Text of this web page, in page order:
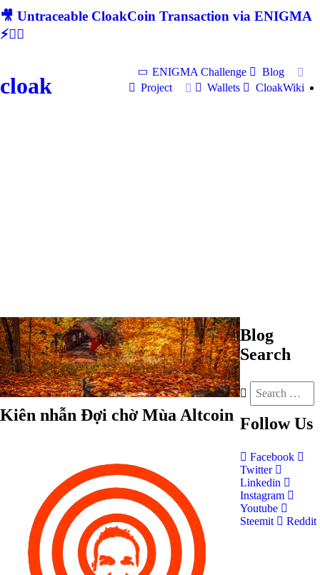
🎥 Untraceable CloakCoin Transaction via ENIGMA
⚡🕵‍♂
cloak
ENIGMA Challenge
Blog
Project
Wallets CloakWiki
Kiên nhẫn Đợi chờ Mùa Altcoin
Blog
Search
Follow Us
Facebook
Twitter
Linkedin
Instagram
Youtube
Steemit
Reddit